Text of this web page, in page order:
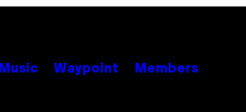
Music Waypoint Members